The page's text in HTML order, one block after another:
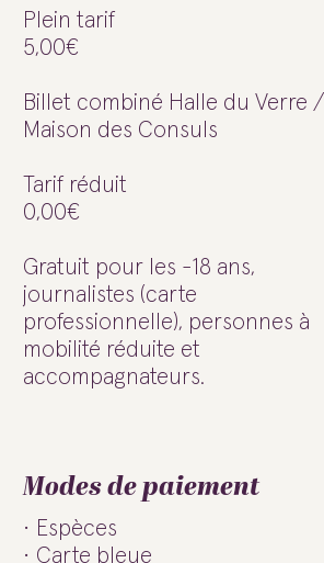
Plein tarif
5,00€
Billet combiné Halle du Verre /
Maison des Consuls
Tarif réduit
0,00€
Gratuit pour les -18 ans,
journalistes (carte
professionnelle), personnes à
mobilité réduite et
accompagnateurs.
Modes de paiement
Espèces
Carte bleue